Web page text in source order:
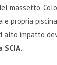
massetto.
e propria
alto impatto
SCIA.